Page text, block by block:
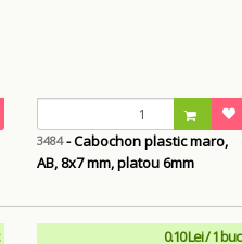
3484- Cabochon plastic maro,
AB, 8x7 mm, platou 6mm
0.10 Lei / 1 buc